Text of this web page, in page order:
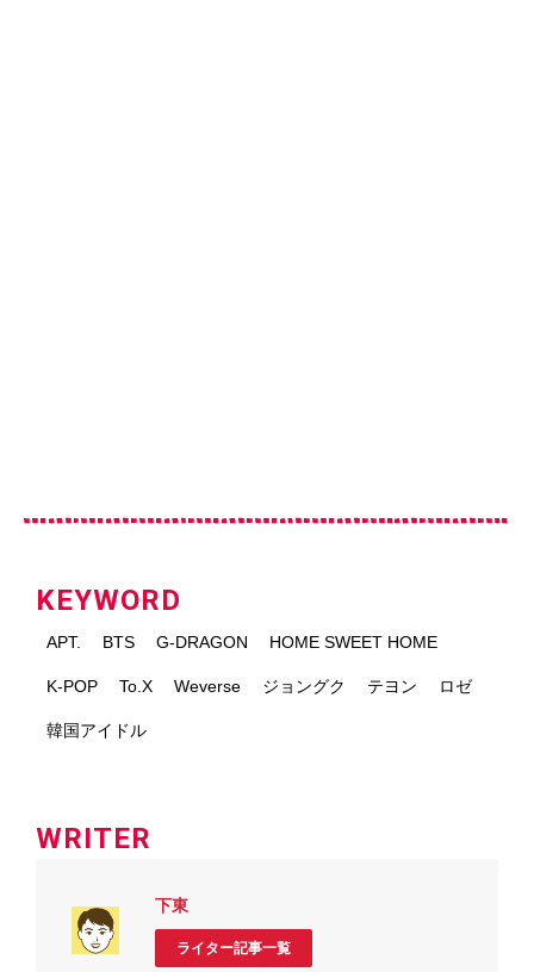
KEYWORD
APT. BTS G-DRAGON HOME SWEET HOME
K-POP To.X Weverse ジョングク テヨン ロゼ
韓国アイドル
WRITER
下東
ライター記事一覧